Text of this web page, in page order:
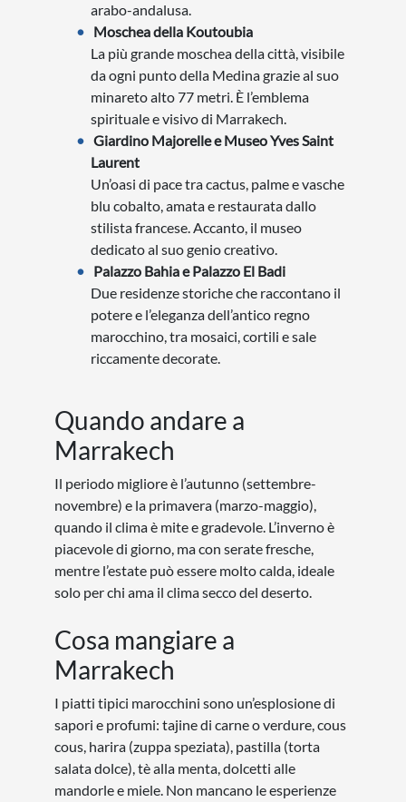
arabo-andalusa.
Moschea della Koutoubia
La più grande moschea della città, visibile
da ogni punto della Medina grazie al suo
minareto alto 77 metri. È l’emblema
spirituale e visivo di Marrakech.
Giardino Majorelle e Museo Yves Saint
Laurent
Un’oasi di pace tra cactus, palme e vasche
blu cobalto, amata e restaurata dallo
stilista francese. Accanto, il museo
dedicato al suo genio creativo.
Palazzo Bahia e Palazzo El Badi
Due residenze storiche che raccontano il
potere e l’eleganza dell’antico regno
marocchino, tra mosaici, cortili e sale
riccamente decorate.
Quando andare a
Marrakech
Il periodo migliore è l’autunno (settembre-
novembre) e la primavera (marzo-maggio),
quando il clima è mite e gradevole. L’inverno è
piacevole di giorno, ma con serate fresche,
mentre l’estate può essere molto calda, ideale
solo per chi ama il clima secco del deserto.
Cosa mangiare a
Marrakech
I piatti tipici marocchini sono un’esplosione di
sapori e profumi: tajine di carne o verdure, cous
cous, harira (zuppa speziata), pastilla (torta
salata dolce), tè alla menta, dolcetti alle
mandorle e miele. Non mancano le esperienze